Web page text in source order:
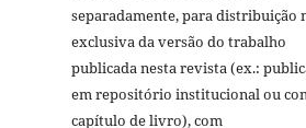
separadamente, para distribuição
exclusiva da versão do trabalho
publicada nesta revista (ex.:
em repositório institucional ou
capítulo de livro), com